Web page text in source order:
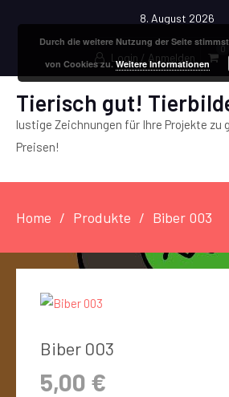
8. August 2026
Login / Anmelden
0
Tierisch gut!
lustige Zeichnungen für Ihre Projekte zu
Preisen!
Home Produkte Biber 003
Biber 003
5,00 €
Durch die weitere Nutzung der Seite
von Cookies zu.Weitere Informationen